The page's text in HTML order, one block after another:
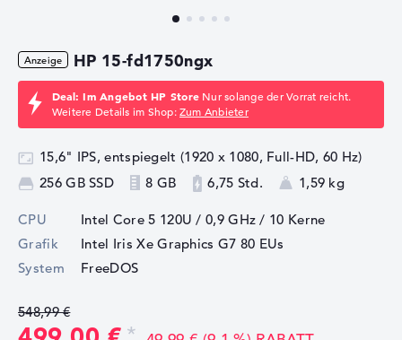
HP 15-fd1750ngx
Deal: Im Angebot HP Store Nur solange der Vorrat reicht.
Weitere Details im Shop:Zum Anbieter
15,6" IPS, entspiegelt (1920 x 1080, Full-HD, 60 Hz)
256 GB SSD
8 GB 6,75 Std. 1,59 kg
CPU Intel Core 5 120U / 0,9 GHz / 10 Kerne
Grafik
Intel Iris Xe Graphics G7 80 EUs
System
FreeDOS
548,99 €